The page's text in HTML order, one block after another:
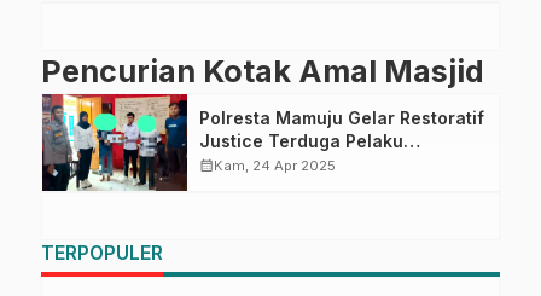
Pencurian Kotak Amal Masjid
Polresta Mamuju Gelar Restoratif
Justice Terduga Pelaku
Pencurian Kotak Amal Masjid
calendar_monthKam, 24 Apr 2025
TERPOPULER